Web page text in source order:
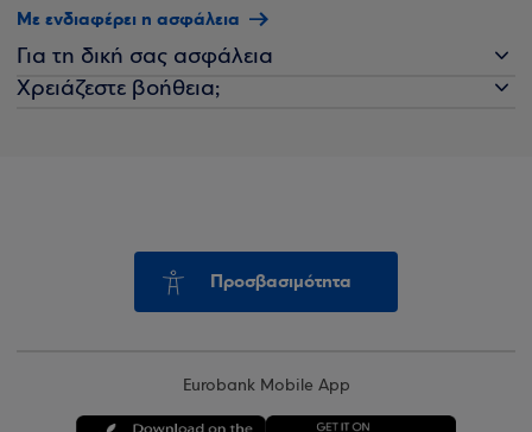
Με ενδιαφέρει η ασφάλεια
Για τη δική σας ασφάλεια
Χρειάζεστε βοήθεια;
Προσβασιμότητα
Eurobank Mobile App